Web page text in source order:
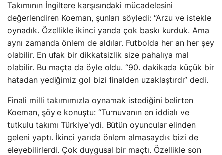
Takımının İngiltere karşısındaki mücadelesini
değerlendiren Koeman, şunları söyledi: “Arzu ve istekle
oynadık. Özellikle ikinci yarıda çok baskı kurduk. Ama
aynı zamanda önlem de aldılar. Futbolda her an her şey
olabilir. En ufak bir dikkatsizlik size pahalıya mal
olabilir. Bu maçta da öyle oldu. “90. dakikada küçük bir
hatadan yediğimiz gol bizi finalden uzaklaştırdı” dedi.
Finali milli takımımızla oynamak istediğini belirten
Koeman, şöyle konuştu: “Turnuvanın en iddialı ve
tutkulu takımı Türkiye'ydi. Bütün oyuncular elinden
geleni yaptı. İkinci yarıda önlem almasaydık bizi de
eleyebilirlerdi. Çok duygusal bir maçtı. Özellikle son